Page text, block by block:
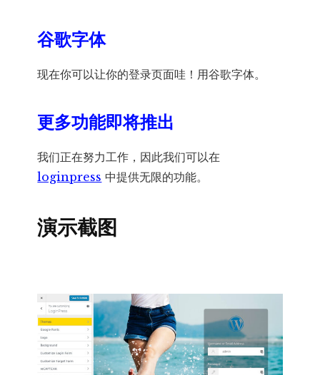
谷歌字体
现在你可以让你的登录页面哇！用谷歌字体。
更多功能即将推出
我们正在努力工作，因此我们可以在
loginpress 中提供无限的功能。
演示截图